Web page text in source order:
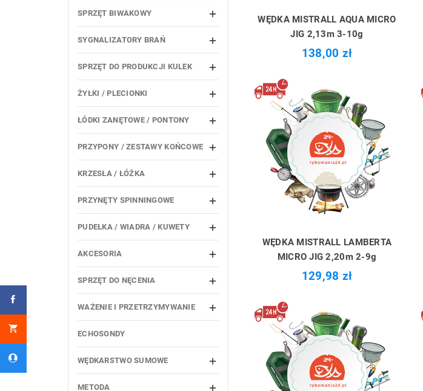
SPRZĘT BIWAKOWY 
SYGNALIZATORY BRAŃ 
SPRZĘT DO PRODUKCJI KULEK 
ŻYŁKI / PLECIONKI 
ŁÓDKI ZANĘTOWE / PONTONY 
PRZYPONY / ZESTAWY KOŃCOWE 
KRZESŁA / ŁÓŻKA 
PRZYNĘTY SPINNINGOWE 
PUDEŁKA / WIADRA / KUWETY 
AKCESORIA 
SPRZĘT DO NĘCENIA 
WAŻENIE I PRZETRZYMYWANIE 
ECHOSONDY
WĘDKARSTWO SUMOWE 
METODA 
WĘDKA MISTRALL AQUA MICRO
JIG 2,13m 3-10g
138,00 zł
WĘDKA MISTRALL LAMBERTA
MICRO JIG 2,20m 2-9g
129,98 zł